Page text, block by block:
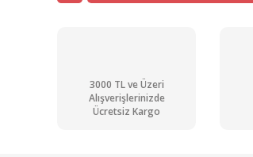
3000 TL ve Üzeri
Alışverişlerinizde
Ücretsiz Kargo